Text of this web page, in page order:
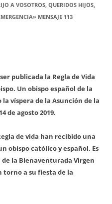
A VOSOTROS, QUERIDOS HIJOS,
MENSAJE 113
publicada la Regla de Vida
Un obispo español de la
víspera de la Asunción de la
14 de agosto 2019.
de vida han recibido una
obispo católico y español. Es
la Bienaventurada Virgen
torno a su fiesta de la